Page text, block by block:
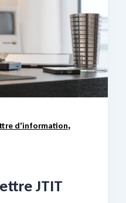
d'information,
JTIT